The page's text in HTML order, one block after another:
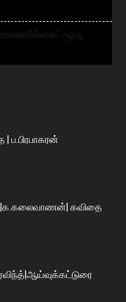
-ஒரு
| ப.பிரபாகரன்
|க.கலைவாணன்| கவிதை